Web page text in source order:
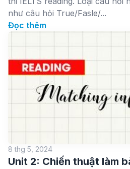
như câu hỏi True/Fasle/...
Đọc thêm
8 thg 5, 2024
Unit 2: Chiến thuật làm